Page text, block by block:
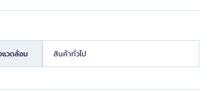
วดล้อม สินค้าทั่วไป